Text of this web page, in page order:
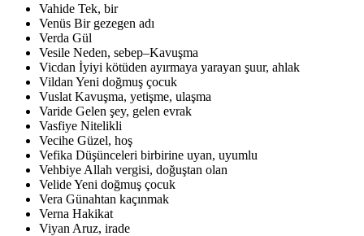
Vahide Tek, bir
Venüs Bir gezegen adı
Verda Gül
Vesile Neden, sebep–Kavuşma
Vicdan İyiyi kötüden ayırmaya yarayan şuur, ahlak
Vildan Yeni doğmuş çocuk
Vuslat Kavuşma, yetişme, ulaşma
Varide Gelen şey, gelen evrak
Vasfiye Nitelikli
Vecihe Güzel, hoş
Vefika Düşünceleri birbirine uyan, uyumlu
Vehbiye Allah vergisi, doğuştan olan
VelideYeni doğmuş çocuk
Vera Günahtan kaçınmak
Verna Hakikat
Viyan Aruz, irade